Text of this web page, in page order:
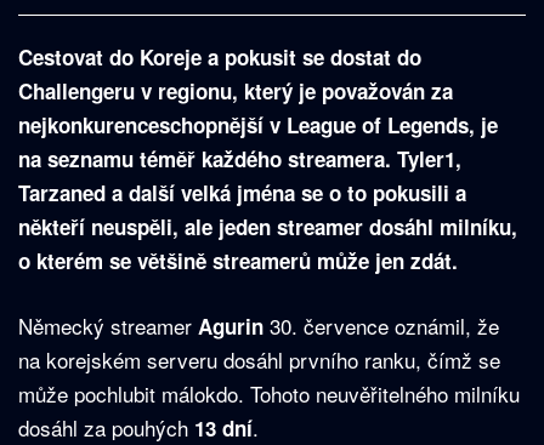
Cestovat do Koreje a pokusit se dostat do
Challengeru v regionu, který je považován za
nejkonkurenceschopnější v League of Legends, je
na seznamu téměř každého streamera. Tyler1,
Tarzaned a další velká jména se o to pokusili a
někteří neuspěli, ale jeden streamer dosáhl milníku,
o kterém se většině streamerů může jen zdát.
Německý streamer Agurin 30. července oznámil, že
na korejském serveru dosáhl prvního ranku, čímž se
může pochlubit málokdo. Tohoto neuvěřitelného milníku
dosáhl za pouhých 13 dní.